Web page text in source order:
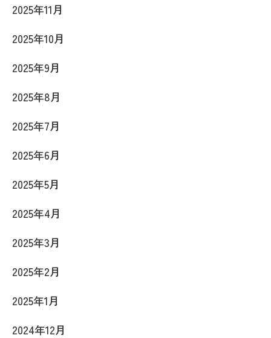
2025年11月
2025年10月
2025年9月
2025年8月
2025年7月
2025年6月
2025年5月
2025年4月
2025年3月
2025年2月
2025年1月
2024年12月